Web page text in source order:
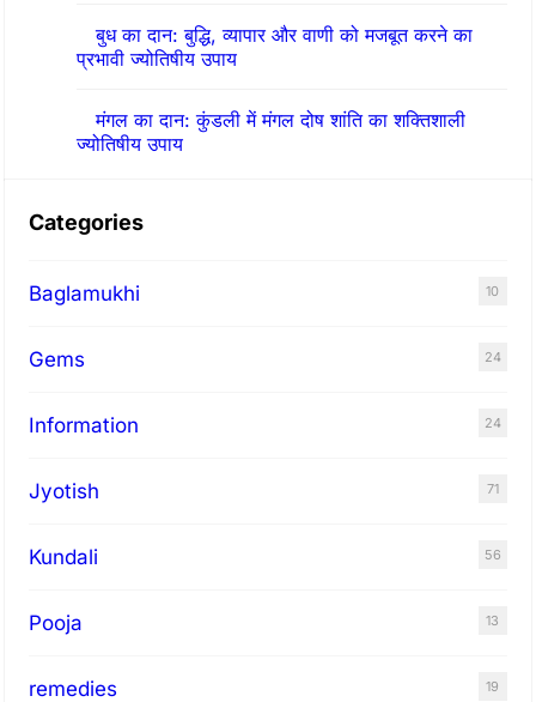
म
का
गु
आ
बुध का दान: बुद्धि, व्यापार और वाणी को मजबूत करने का
प्रभावी ज्योतिषीय उपाय
मंगल का दान: कुंडली में मंगल दोष शांति का शक्तिशाली
ज्योतिषीय उपाय
Categories
Baglamukhi 10
Gems 24
Information 24
Jyotish 71
Kundali 56
Pooja 13
remedies 19